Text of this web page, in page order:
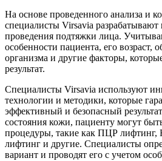
На основе проведенного анализа и
специалисты Virsavia
проведения подтяжки лица.
особенности пациента, его возраст,
организма и другие факторы,
результат.
Специалисты Virsavia используют
технологии и методики, которые
эффективный и безопасный
состояния кожи, пациенту могут
процедуры, такие как ПЦР
лифтинг и другие. Специалисты
вариант и проводят его с учетом